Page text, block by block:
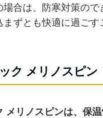
合は、防寒対策ので
ずとも快適に過ごす
ク メリノスピン
メリノスピンは、保温